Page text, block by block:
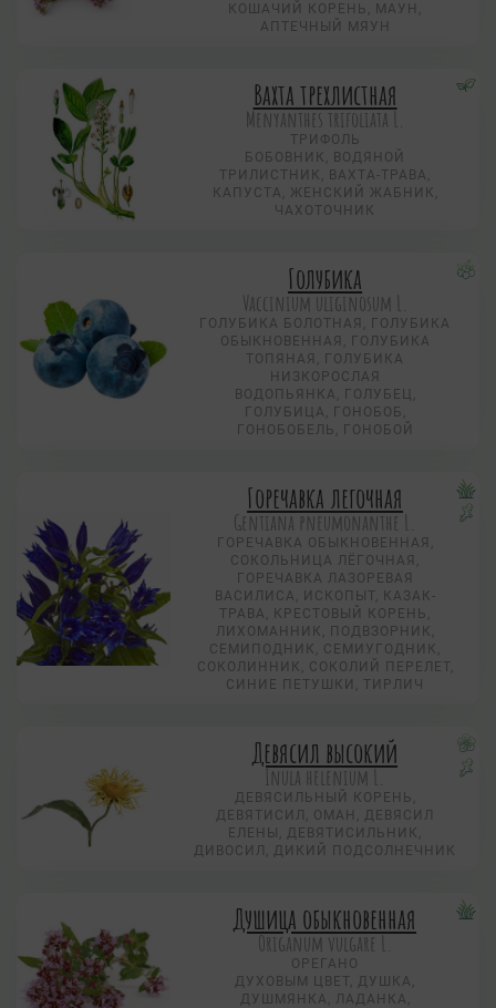
КОШАЧИЙ КОРЕНЬ, МАУН,
АПТЕЧНЫЙ МЯУН
Вахта трехлистная
Menyanthes trifoliata L.
ТРИФОЛЬ
БОБОВНИК, ВОДЯНОЙ
ТРИЛИСТНИК, ВАХТА-ТРАВА,
КАПУСТА, ЖЕНСКИЙ ЖАБНИК,
ЧАХОТОЧНИК
Голубика
Vaccinium uliginosum L.
ГОЛУБИКА БОЛОТНАЯ, ГОЛУБИКА
ОБЫКНОВЕННАЯ, ГОЛУБИКА
ТОПЯНАЯ, ГОЛУБИКА
НИЗКОРОСЛАЯ
ВОДОПЬЯНКА, ГОЛУБЕЦ,
ГОЛУБИЦА, ГОНОБОБ,
ГОНОБОБЕЛЬ, ГОНОБОЙ
Горечавка легочная
Gentiana pneumonanthe L.
ГОРЕЧАВКА ОБЫКНОВЕННАЯ,
СОКОЛЬНИЦА ЛЁГОЧНАЯ,
ГОРЕЧАВКА ЛАЗОРЕВАЯ
ВАСИЛИСА, ИСКОПЫТ, КАЗАК-
ТРАВА, КРЕСТОВЫЙ КОРЕНЬ,
ЛИХОМАННИК, ПОДВЗОРНИК,
СЕМИПОДНИК, СЕМИУГОДНИК,
СОКОЛИННИК, СОКОЛИЙ ПЕРЕЛЕТ,
СИНИЕ ПЕТУШКИ, ТИРЛИЧ
Девясил высокий
Inula helenium L.
ДЕВЯСИЛЬНЫЙ КОРЕНЬ,
ДЕВЯТИСИЛ, ОМАН, ДЕВЯСИЛ
ЕЛЕНЫ, ДЕВЯТИСИЛЬНИК,
ДИВОСИЛ, ДИКИЙ ПОДСОЛНЕЧНИК
Душица обыкновенная
Origanum vulgare L.
ОРЕГАНО
ДУХОВЫМ ЦВЕТ, ДУШКА,
ДУШМЯНКА, ЛАДАНКА,